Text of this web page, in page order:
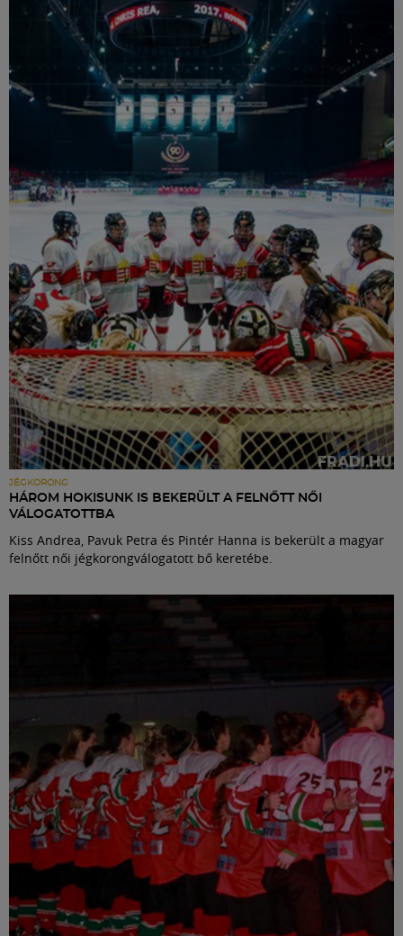
JÉGKORONG
HÁROM HOKISUNK IS BEKERÜLT A FELNŐTT NŐI
VÁLOGATOTTBA
Kiss Andrea, Pavuk Petra és Pintér Hanna is bekerült a magyar
felnőtt női jégkorongválogatott bő keretébe.